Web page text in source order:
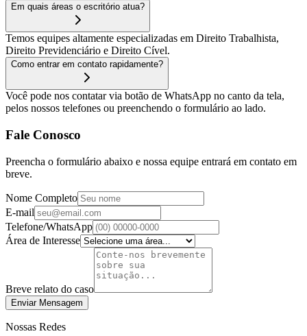
Em quais áreas o escritório atua?
Temos equipes altamente especializadas em Direito Trabalhista,
Direito Previdenciário e Direito Cível.
Como entrar em contato rapidamente?
Você pode nos contatar via botão de WhatsApp no canto da tela,
pelos nossos telefones ou preenchendo o formulário ao lado.
Fale Conosco
Preencha o formulário abaixo e nossa equipe entrará em contato em
breve.
Nome Completo
E-mail
Telefone/WhatsApp
Área de Interesse
Breve relato do caso
Enviar Mensagem
Nossas Redes